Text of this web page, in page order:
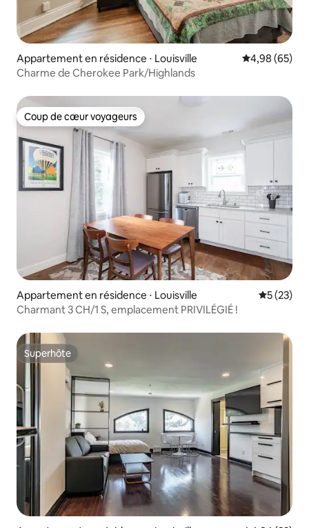
Appartement en résidence ⋅ Louisville Évaluation
4,98 (65)
Charme de Cherokee Park/Highlands
Coup de cœur voyageurs
Coup de cœur voyageurs
Appartement en résidence ⋅ Louisville
5 (23)
Charmant 3 CH/1 S, emplacement PRIVILÉGIÉ !
Superhôte
Superhôte